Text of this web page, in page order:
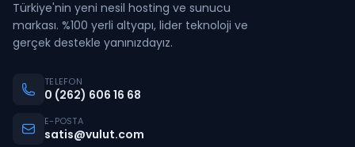
Türkiye'nin yeni nesil hosting ve sunucu
markası. %100 yerli altyapı, lider teknoloji ve
gerçek destekle yanınızdayız.
TELEFON
0 (262) 606 16 68
E-POSTA
satis@vulut.com